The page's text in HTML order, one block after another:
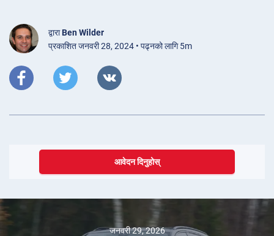
द्वाराBen Wilder
प्रकाशित जनवरी 28, 2024 • पढ्नको लागि 5m
आवेदन दिनुहोस्
जनवरी 29, 2026